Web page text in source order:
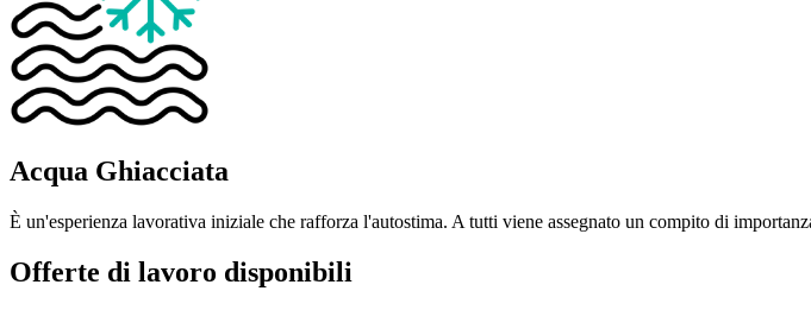
Acqua Ghiacciata
È un'esperienza lavorativa iniziale che rafforza l'autostima. A tutti viene assegnato un compito di
Offerte di lavoro disponibili